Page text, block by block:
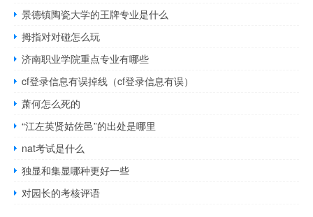
景德镇陶瓷大学的王牌专业是什么
拇指对对碰怎么玩
济南职业学院重点专业有哪些
cf登录信息有误掉线（cf登录信息有误）
萧何怎么死的
“江左英贤姑佐邑”的出处是哪里
nat考试是什么
独显和集显哪种更好一些
对园长的考核评语